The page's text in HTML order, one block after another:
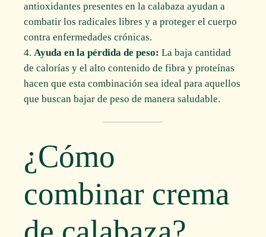
antioxidantes presentes en la calabaza ayudan a
combatir los radicales libres y a proteger el cuerpo
contra enfermedades crónicas.
Ayuda en la pérdida de peso: La baja cantidad
de calorías y el alto contenido de fibra y proteínas
hacen que esta combinación sea ideal para aquellos
que buscan bajar de peso de manera saludable.
¿Cómo
combinar crema